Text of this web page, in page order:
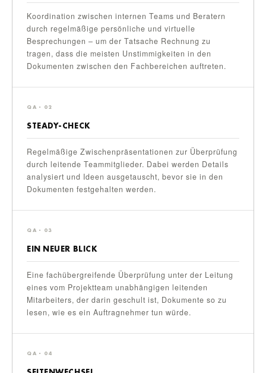
Koordination zwischen internen Teams und Beratern
durch regelmäßige persönliche und virtuelle
Besprechungen – um der Tatsache Rechnung zu
tragen, dass die meisten Unstimmigkeiten in den
Dokumenten zwischen den Fachbereichen auftreten.
QA · 02
STEADY-CHECK
Regelmäßige Zwischenpräsentationen zur Überprüfung
durch leitende Teammitglieder. Dabei werden Details
analysiert und Ideen ausgetauscht, bevor sie in den
Dokumenten festgehalten werden.
QA · 03
EIN NEUER BLICK
Eine fachübergreifende Überprüfung unter der Leitung
eines vom Projektteam unabhängigen leitenden
Mitarbeiters, der darin geschult ist, Dokumente so zu
lesen, wie es ein Auftragnehmer tun würde.
QA · 04